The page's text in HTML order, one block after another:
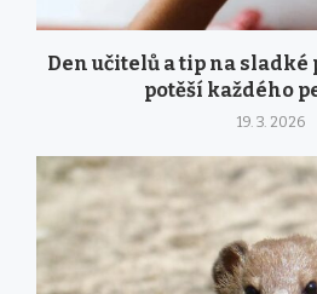
Den učitelů a tip na
potěší každého
19. 3. 2026